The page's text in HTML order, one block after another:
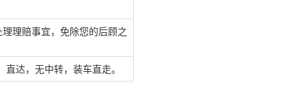
理赔事宜，免除您的后顾之
直达，无中转，装车直走。